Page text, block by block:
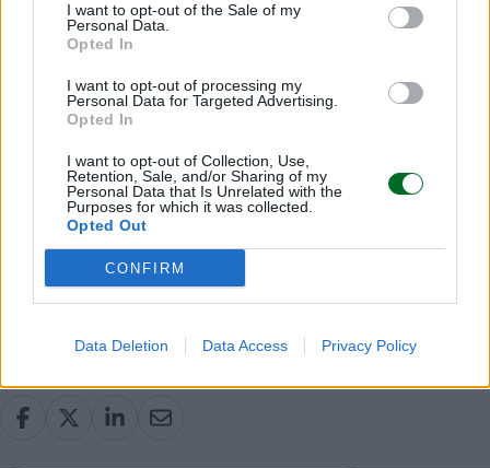
I want to opt-out of the Sale of my
Personal Data.
Opted In
I want to opt-out of processing my
Personal Data for Targeted Advertising.
Opted In
I want to opt-out of Collection, Use,
Retention, Sale, and/or Sharing of my
Personal Data that Is Unrelated with the
Purposes for which it was collected.
Opted Out
CONFIRM
Data Deletion Data Access Privacy Policy
accomodante. “Tuttavia – precisano da T.Rowe
Price – la Bce sarà cauta nel portare i tassi al di
sotto dell’1%, a meno che l’economia globale non
stia chiaramente entrando in recessione”.
© RIPRODUZIONE RISERVATA
Banca Centrale Europea
tassi di interesse
Christine Lagarde